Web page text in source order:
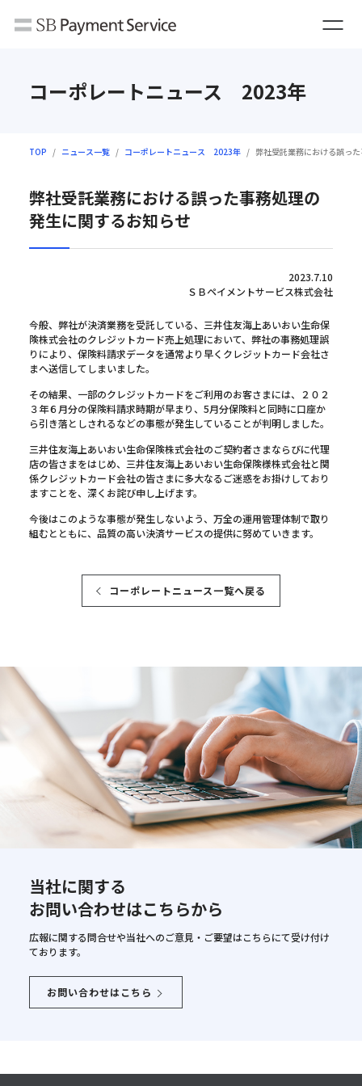
コーポレートニュース 2023年
TOP ニュース一覧 コーポレートニュース 2023年 弊社受託業務における誤っ
弊社受託業務における誤った事務処理の
発生に関するお知らせ
2023.7.10
ＳＢペイメントサービス株式会社
今般、弊社が決済業務を受託している、三井住友海上あいおい生命保
険株式会社のクレジットカード売上処理において、弊社の事務処理誤
りにより、保険料請求データを通常より早くクレジットカード会社さ
まへ送信してしまいました。
その結果、一部のクレジットカードをご利用のお客さまには、２０２
３年６月分の保険料請求時期が早まり、5月分保険料と同時に口座か
ら引き落としされるなどの事態が発生していることが判明しました。
三井住友海上あいおい生命保険株式会社のご契約者さまならびに代理
店の皆さまをはじめ、三井住友海上あいおい生命保険様株式会社と関
係クレジットカード会社の皆さまに多大なるご迷惑をお掛けしており
ますことを、深くお詫び申し上げます。
今後はこのような事態が発生しないよう、万全の運用管理体制で取り
組むとともに、品質の高い決済サービスの提供に努めていきます。
コーポレートニュース一覧へ戻る
当社に関する
お問い合わせはこちらから
広報に関する問合せや当社へのご意見・ご要望はこちらにて受け付け
ております。
お問い合わせはこちら